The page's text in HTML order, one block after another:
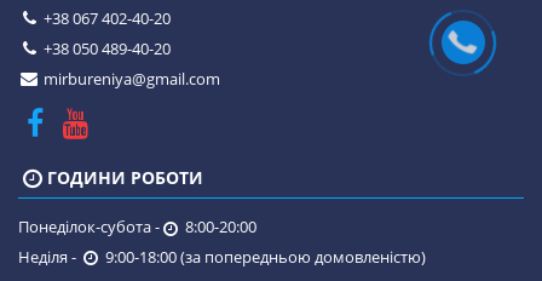
+38 067 402-40-20
+38 050 489-40-20
mirbureniya@gmail.com
ГОДИНИ РОБОТИ
Понеділок-субота -
8:00-20:00
Неділя -
9:00-18:00 (за попередньою домовленістю)